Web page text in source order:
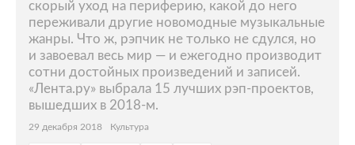
скорый уход на периферию, какой до него
переживали другие новомодные музыкальные
жанры. Что ж, рэпчик не только не сдулся, но
и завоевал весь мир — и ежегодно производит
сотни достойных произведений и записей.
«Лента.ру» выбрала 15 лучших рэп-проектов,
вышедших в 2018-м.
29 декабря 2018 Культура